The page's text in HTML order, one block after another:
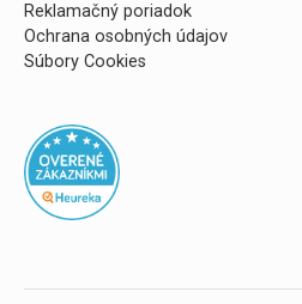
Reklamačný poriadok
Ochrana osobných údajov
Súbory Cookies